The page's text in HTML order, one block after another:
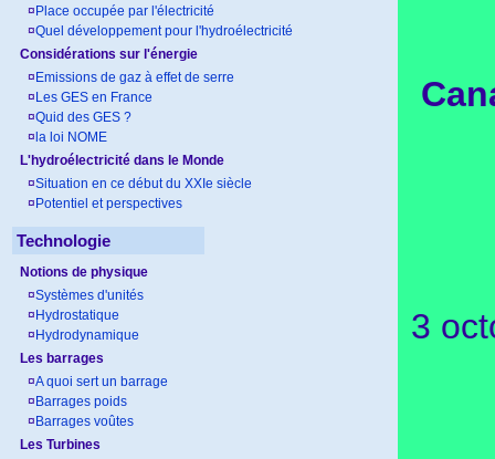
¤ Place occupée par l'électricité
¤Quel développement pour l'hydroélectricité
Considérations sur l'énergie
¤ Emissions de gaz à effet de serre
¤ Les GES en France
¤Quid des GES ?
¤ la loi NOME
L'hydroélectricité dans le Monde
¤Situation en ce début du XXIe siècle
¤ Potentiel et perspectives
Technologie
Notions de physique
¤Systèmes d'unités
¤ Hydrostatique
¤ Hydrodynamique
Les barrages
¤A quoi sert un barrage
¤ Barrages poids
¤ Barrages voûtes
Les Turbines
3